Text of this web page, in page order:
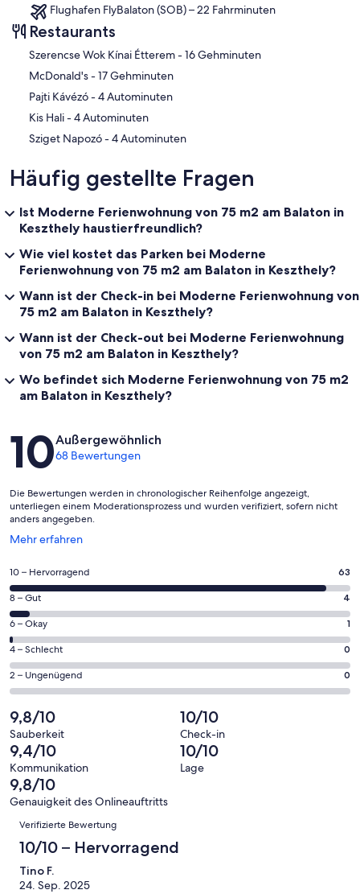
Flughafen FlyBalaton (SOB) – 22 Fahrminuten
Restaurants
‪Szerencse Wok Kínai Étterem - ‬16 Gehminuten
‪McDonald's - ‬17 Gehminuten
‪Pajti Kávézó - ‬4 Autominuten
‪Kis Hali - ‬4 Autominuten
‪Sziget Napozó - ‬4 Autominuten
Häufig gestellte Fragen
Ist Moderne Ferienwohnung von 75 m2 am Balaton in
Keszthely haustierfreundlich?
Wie viel kostet das Parken bei Moderne
Ferienwohnung von 75 m2 am Balaton in Keszthely?
Wann ist der Check-in bei Moderne Ferienwohnung von
75 m2 am Balaton in Keszthely?
Wann ist der Check-out bei Moderne Ferienwohnung
von 75 m2 am Balaton in Keszthely?
Wo befindet sich Moderne Ferienwohnung von 75 m2
am Balaton in Keszthely?
Bewertungen
10Außergewöhnlich
68 Bewertungen
Die Bewertungen werden in chronologischer Reihenfolge angezeigt,
unterliegen einem Moderationsprozess und wurden verifiziert, sofern nicht
anders angegeben.
Mehr erfahren
Wird
einem
neuen
Fenster
geöffnet
63
von
insgesamt
68
Gästebewertungen
haben
eine
Bewertung
von
10
-
Hervorragend
10 – Hervorragend 63
4
von
insgesamt
68
Gästebewertungen
haben
Bewertung
von
8
-
Gut
8 – Gut 4
1
von
insgesamt
68
Gästebewertungen
haben
eine
Bewertung
von
6
-
Okay
6 – Okay 1
0
von
insgesamt
Gästebewertungen
haben
eine
Bewertung
von
4
Schlecht
4 – Schlecht 0
0
von
insgesamt
68
Gästebewertungen
haben
eine
Bewertung
Ungenügend
2 – Ungenügend 0
9,8/10
Sauberkeit
10/10
Check-in
9,4/10
Kommunikation
10/10
Lage
9,8/10
Genauigkeit des Onlineauftritts
Bewertungen
Verifizierte Bewertung
10/10 – Hervorragend
Tino F.
24. Sep. 2025